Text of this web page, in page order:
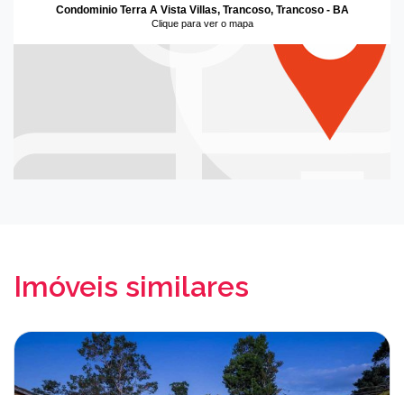
Condominio Terra A Vista Villas, Trancoso, Trancoso - BA
Clique para ver o mapa
Imóveis similares